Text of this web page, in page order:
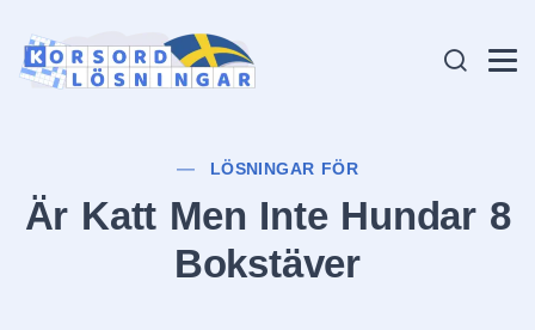
LÖSNINGAR FÖR
Är Katt Men Inte Hundar 8
Bokstäver